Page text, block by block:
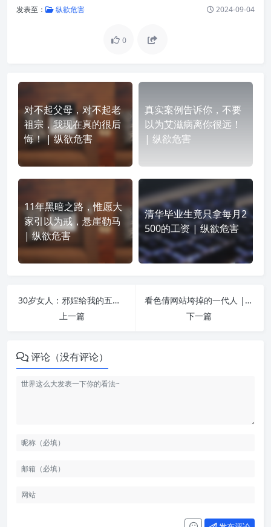
发表至： 纵欲危害 2024-09-04
0
对不起父母，对不起老
祖宗，我现在真的很后
悔！ | 纵欲危害
真实案例告诉你，不要
以为艾滋病离你很远！
| 纵欲危害
11年黑暗之路，惟愿大
家引以为戒，悬崖勒马
| 纵欲危害
清华毕业生竟只拿每月2
500的工资 | 纵欲危害
30岁女人：邪婬给我的五次警示 | 纵欲危害
上一篇
看色倩网站垮掉的一代人 | 纵欲危害
下一篇
评论（没有评论）